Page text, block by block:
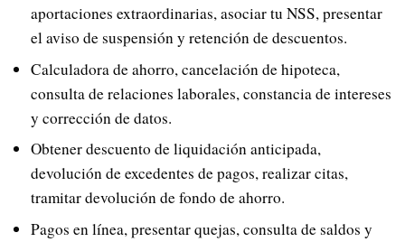
aportaciones extraordinarias, asociar tu NSS, presentar
el aviso de suspensión y retención de descuentos.
Calculadora de ahorro, cancelación de hipoteca,
consulta de relaciones laborales, constancia de intereses
y corrección de datos.
Obtener descuento de liquidación anticipada,
devolución de excedentes de pagos, realizar citas,
tramitar devolución de fondo de ahorro.
Pagos en línea, presentar quejas, consulta de saldos y